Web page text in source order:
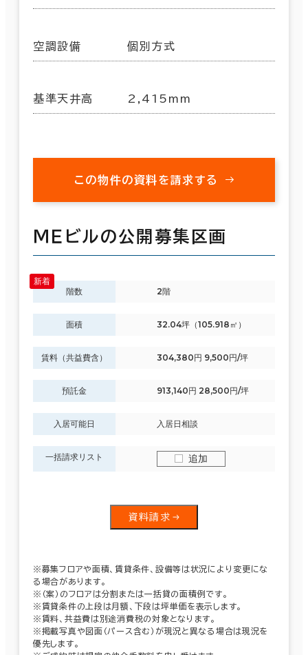
空調設備 個別方式
基準天井高 2,415mm
この物件の資料を請求する
ＭＥビルの公開募集区画
階数 2階
面積 32.04坪（105.918㎡）
賃料（共益費含） 304,380円 9,500円/坪
預託金 913,140円 28,500円/坪
入居可能日 入居日相談
一括請求リスト 追加
資料請求
※募集フロアや面積、賃貸条件、設備等は状況により変更にな
る場合があります。
※（案）のフロアは分割または一括貸の面積例です。
※賃貸条件の上段は月額、下段は坪単価を表示します。
※賃料、共益費は別途消費税の対象となります。
※掲載写真や図面（パース含む）が現況と異なる場合は現況を
優先します。